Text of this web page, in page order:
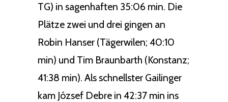
TG) in sagenhaften 35:06 min. Die
Plätze zwei und drei gingen an
Robin Hanser (Tägerwilen; 40:10
min) und Tim Braunbarth (Konstanz;
41:38 min). Als schnellster Gailinger
kam József Debre in 42:37 min ins